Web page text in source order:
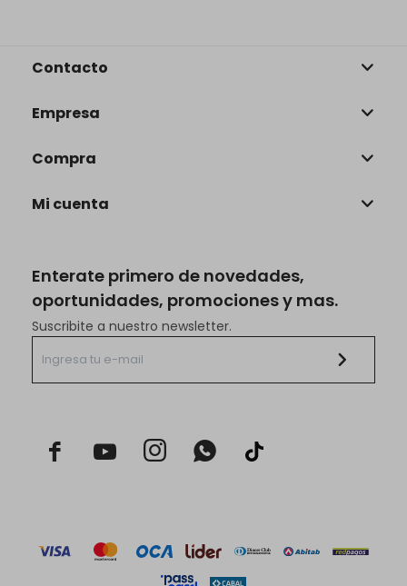
Enterate primero de novedades,
oportunidades, promociones y mas.
Suscribite a nuestro newsletter.
  
Contacto
Empresa
Compra
Mi cuenta